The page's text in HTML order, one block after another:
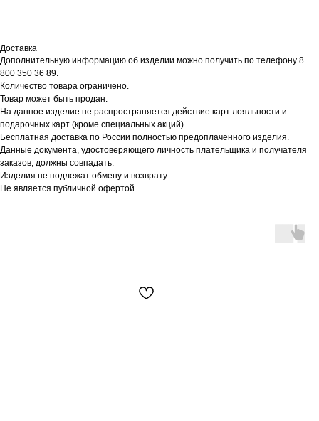
Доставка
Дополнительную информацию об изделии можно получить по телефону 8
800 350 36 89.
Количество товара ограничено.
Товар может быть продан.
На данное изделие не распространяется действие карт лояльности и
подарочных карт (кроме специальных акций).
Бесплатная доставка по России полностью предоплаченного изделия.
Данные документа, удостоверяющего личность плательщика и получателя
заказов, должны совпадать.
Изделия не подлежат обмену и возврату.
Не является публичной офертой.